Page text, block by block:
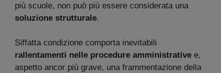
più scuole, non può più essere considerata una
soluzione strutturale.
Siffatta condizione comporta inevitabili
rallentamenti nelle procedure amministrative e,
aspetto ancor più grave, una frammentazione della